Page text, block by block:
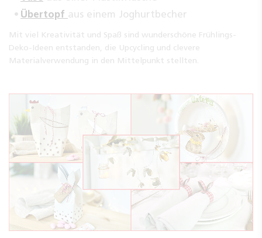
Übertopf aus einem Joghurtbecher
Mit viel Kreativität und Spaß sind wunderschöne Frühlings-
Deko-Ideen entstanden, die Upcycling und clevere
Materialverwendung in den Mittelpunkt stellten.